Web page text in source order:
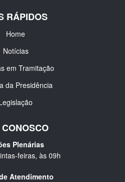
RÁPIDOS
Home
Notícias
em Tramitação
da Presidência
Plenárias
feiras, às 09h
Atendimento